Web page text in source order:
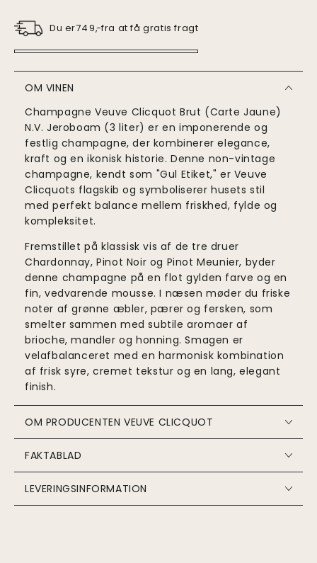
stk.
Du er749,-fra at få gratis fragt
OM VINEN
Champagne Veuve Clicquot Brut (Carte Jaune)
N.V. Jeroboam (3 liter) er en imponerende og
festlig champagne, der kombinerer elegance,
kraft og en ikonisk historie. Denne non-vintage
champagne, kendt som "Gul Etiket," er Veuve
Clicquots flagskib og symboliserer husets stil
med perfekt balance mellem friskhed, fylde og
kompleksitet.
Fremstillet på klassisk vis af de tre druer
Chardonnay, Pinot Noir og Pinot Meunier, byder
denne champagne på en flot gylden farve og en
fin, vedvarende mousse. I næsen møder du friske
noter af grønne æbler, pærer og fersken, som
smelter sammen med subtile aromaer af
brioche, mandler og honning. Smagen er
velafbalanceret med en harmonisk kombination
af frisk syre, cremet tekstur og en lang, elegant
finish.
OM PRODUCENTEN VEUVE CLICQUOT
FAKTABLAD
LEVERINGSINFORMATION